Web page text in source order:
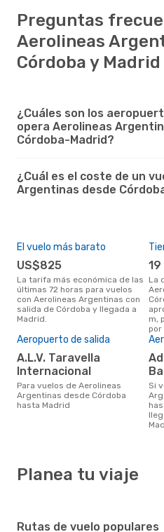
Preguntas
Aerolineas
Córdoba y Madrid
¿Cuáles son los
opera Aerolineas
Córdoba-Madrid?
¿Cuál es el coste de un
Argentinas desde
El vuelo más barato
US$825
La tarifa más económica de las
últimas 72 horas para vuelos
con Aerolineas Argentinas con
salida de Córdoba y llegada a
Madrid.
La duración del vuelo con
m,
Aeropuerto de salida
A.L.V. Taravella
Internacional
Para vuelos de Aerolineas
Argentinas desde Córdoba
hasta Madrid
Adolfo Suárez Madrid -
Si volás con Aerolineas
Planea tu viaje
Rutas de vuelo populares